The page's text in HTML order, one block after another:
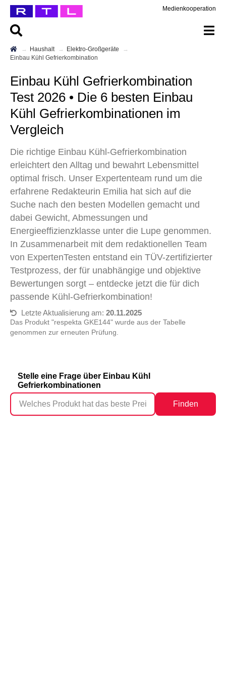
Medienkooperation
Haushalt
Elektro-Großgeräte
Einbau Kühl Gefrierkombination
Einbau Kühl Gefrierkombination
Test 2026 • Die 6 besten Einbau
Kühl Gefrierkombinationen im
Vergleich
Die richtige Einbau Kühl-Gefrierkombination
erleichtert den Alltag und bewahrt Lebensmittel
optimal frisch. Unser Expertenteam rund um die
erfahrene Redakteurin Emilia hat sich auf die
Suche nach den besten Modellen gemacht und
dabei Gewicht, Abmessungen und
Energieeffizienzklasse unter die Lupe genommen.
In Zusammenarbeit mit dem redaktionellen Team
von ExpertenTesten entstand ein TÜV-zertifizierter
Testprozess, der für unabhängige und objektive
Bewertungen sorgt – entdecke jetzt die für dich
passende Kühl-Gefrierkombination!
Letzte Aktualisierung am: 20.11.2025
Das Produkt "respekta GKE144" wurde aus der Tabelle
genommen zur erneuten Prüfung.
Stelle eine Frage über Einbau Kühl
Gefrierkombinationen
Finden